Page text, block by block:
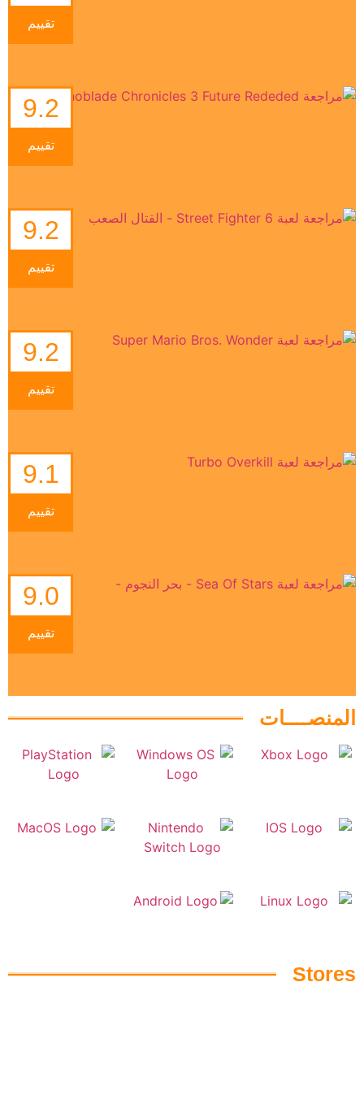
تقييم
9.2
تقييم
9.2
تقييم
9.2
تقييم
9.1
تقييم
9.0
تقييم
المنصــــات
Stores